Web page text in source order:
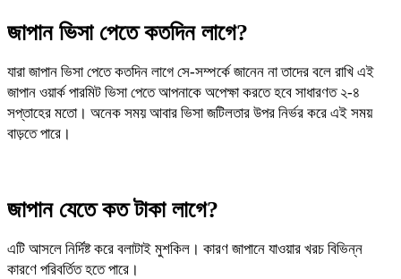
জাপান ভিসা পেতে কতদিন লাগে?
যারা জাপান ভিসা পেতে কতদিন লাগে সে-সম্পর্কে জানেন না তাদের বলে রাখি এই
জাপান ওয়ার্ক পারমিট ভিসা পেতে আপনাকে অপেক্ষা করতে হবে সাধারণত ২-৪
সপ্তাহের মতো। অনেক সময় আবার ভিসা জটিলতার উপর নির্ভর করে এই সময়
বাড়তে পারে।
জাপান যেতে কত টাকা লাগে?
এটি আসলে নির্দিষ্ট করে বলাটাই মুশকিল। কারণ জাপানে যাওয়ার খরচ বিভিন্ন
কারণে পরিবর্তিত হতে পারে।